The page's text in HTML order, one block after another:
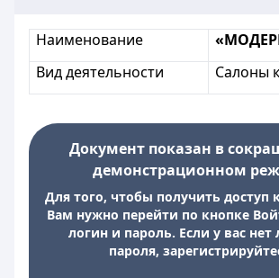
Наименование
Вид деятельности
Салоны
Документ показан в
демонстрационном
Для того, чтобы получить доступ
Вам нужно перейти по кнопке
логин и пароль. Если у вас нет
пароля,